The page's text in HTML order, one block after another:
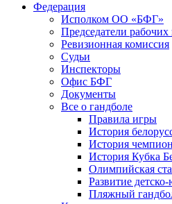
Федерация
Исполком ОО «БФГ»
Председатели
Ревизионная комиссия
Судьи
Инспекторы
Офис БФГ
Документы
Все о гандболе
Правила игры
История
История
История Кубка
Олимпийская
Развитие
Пляжный